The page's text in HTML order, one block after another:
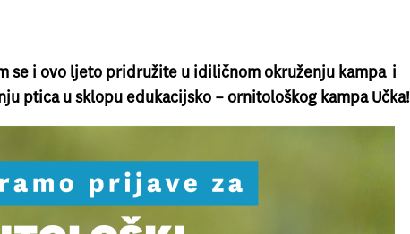
se i ovo ljeto pridružite u idiličnom okruženju kampa i
ptica u sklopu edukacijsko – ornitološkog kampa Učka!